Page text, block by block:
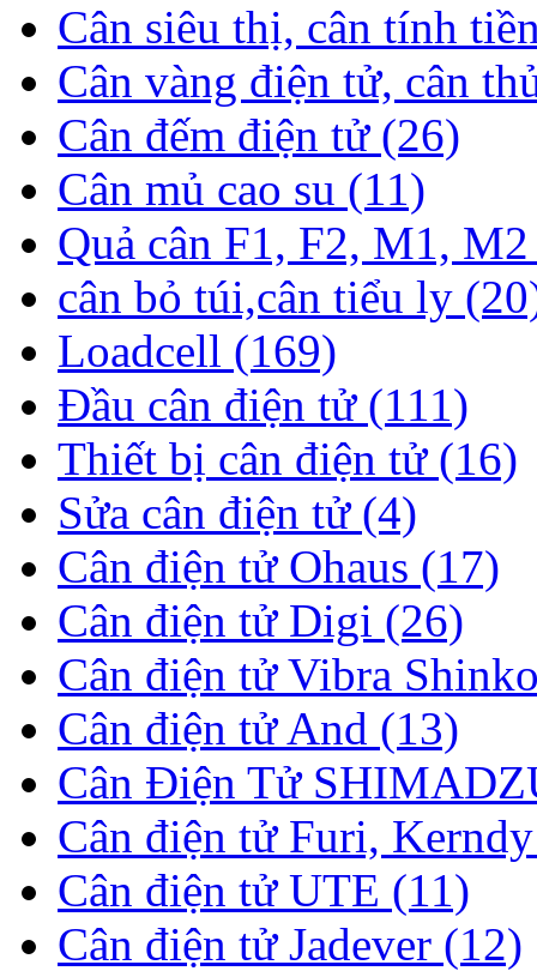
Cân siêu thị, cân tính
Cân vàng điện tử, cân
Cân đếm điện tử (26)
Cân mủ cao su (11)
Quả cân F1, F2, M1,
cân bỏ túi,cân tiểu ly
Loadcell (169)
Đầu cân điện tử (111)
Thiết bị cân điện tử (16)
Sửa cân điện tử (4)
Cân điện tử Ohaus (17)
Cân điện tử Digi (26)
Cân điện tử Vibra
Cân điện tử And (13)
Cân Điện Tử
Cân điện tử Furi,
Cân điện tử UTE (11)
Cân điện tử Jadever (12)